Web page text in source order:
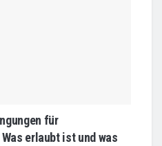
für
erlaubt ist und was